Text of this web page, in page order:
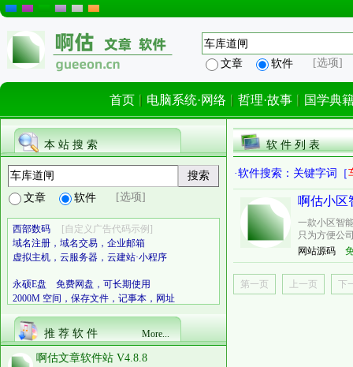
文章 软件 [选项]
首页 电脑系统·网络 哲理·故事 国学典
本 站 搜 索
文章 软件 [选项]
西部数码
[自定义广告代码示例]
域名注册，域名交易，企业邮箱
虚拟主机，云服务器，云建站·小程序
永硕E盘 免费网盘，可长期使用
2000M 空间，保存文件，记事本，网址
推 荐 软 件 More...
啊估文章软件站 V4.8.8
软 件 列 表
·软件搜索：关键字词［
啊估小区
一款小区智
只为方便公
网站源码
第一页 上一页 下